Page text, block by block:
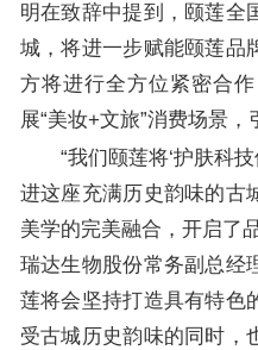
明在致辞中提到，颐莲全
城，将进一步赋能颐莲品
方将进行全方位紧密合
展“美妆+文旅”消费场景，
“我们颐莲将‘护肤科
进这座充满历史韵味的古
美学的完美融合，开启了
瑞达生物股份常务副总经
莲将会坚持打造具有特色
受古城历史韵味的同时，